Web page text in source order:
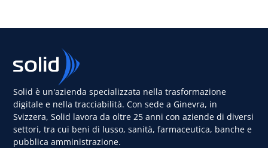
Solid è un'azienda specializzata nella trasformazione
digitale e nella tracciabilità. Con sede a Ginevra, in
Svizzera, Solid lavora da oltre 25 anni con aziende di diversi
settori, tra cui beni di lusso, sanità, farmaceutica, banche e
pubblica amministrazione.